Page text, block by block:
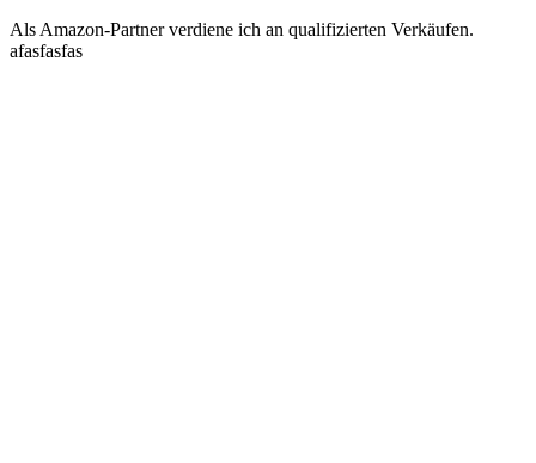
Als Amazon-Partner verdiene ich an qualifizierten Verkäufen.
afasfasfas